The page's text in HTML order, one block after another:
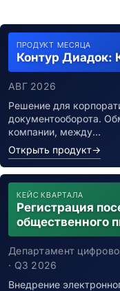
ПРОДУКТ МЕСЯЦА
Контур Диадок:
АВГ 2026
Решение для
документооборота.
компании, между…
Открыть продукт→
КЕЙС КВАРТАЛА
Регистрация
общественного
уведомления о
заболевшим
инфекцией
Департамент
· Q3 2026
Внедрение